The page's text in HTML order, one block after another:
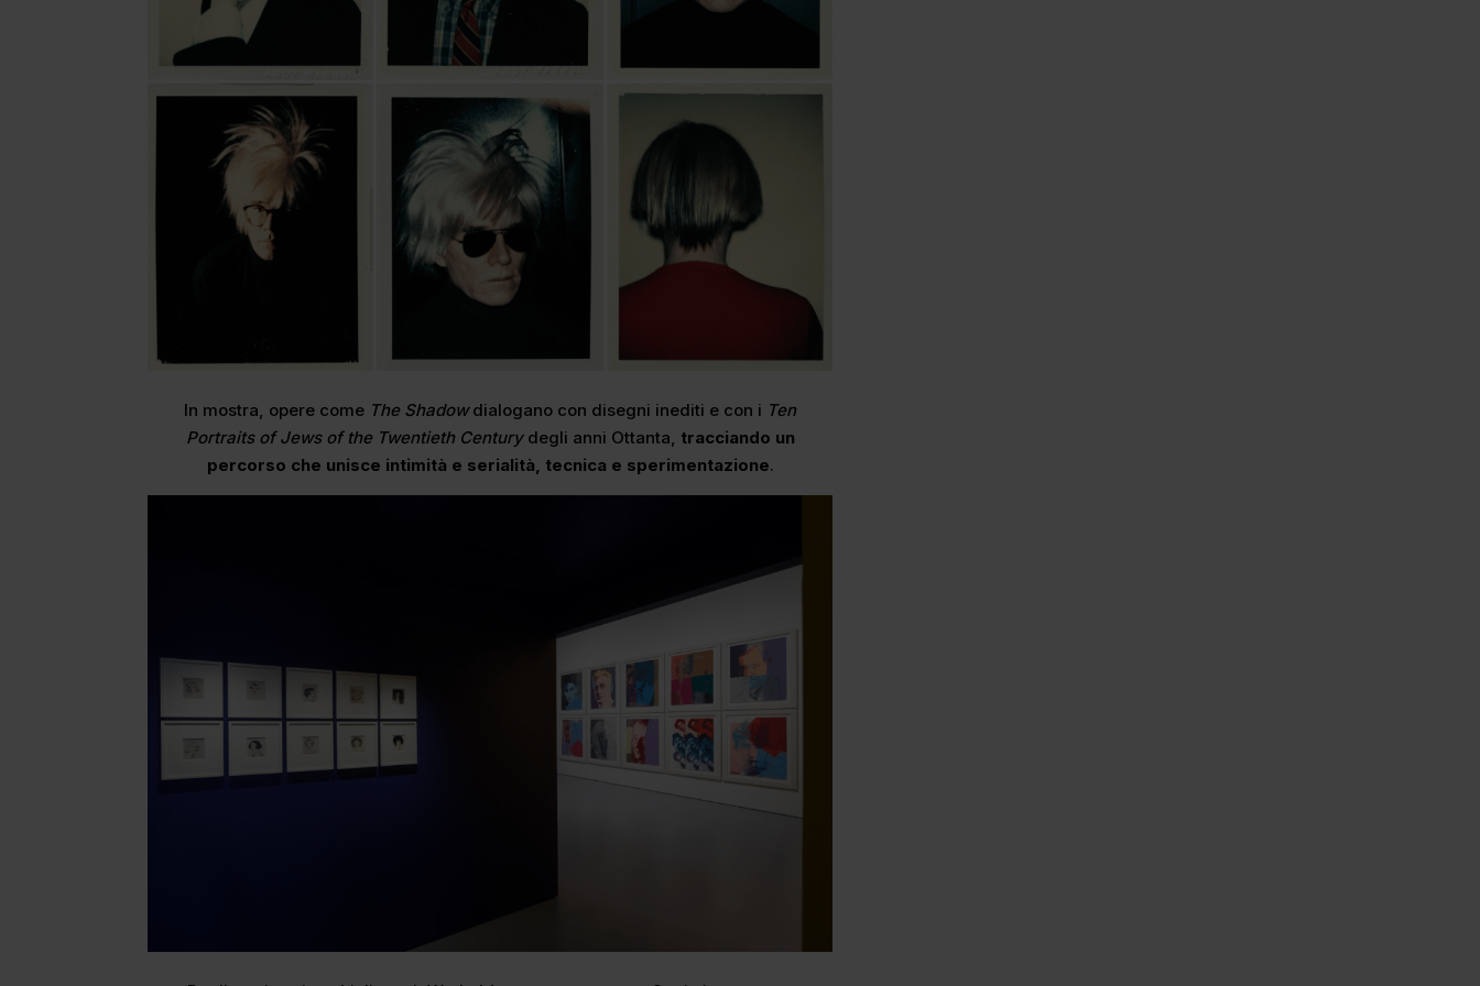
In mostra, opere come The Shadowdialogano con disegni inediti e con i Ten
Portraits of Jews of the Twentieth Centurydegli anni Ottanta, tracciando un
percorso che unisce intimità e serialità, tecnica e sperimentazione.